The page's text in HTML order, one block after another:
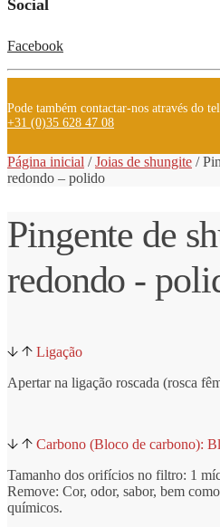
Social
Facebook
Pode também contactar-nos através do
+31 (0)35 628 47 08
Página inicial /Joias de shungite /
redondo – polido
Pingente de
redondo -
Ligação
Apertar na ligação roscada (rosca
Carbono (Bloco de carbono):
Tamanho dos orifícios no filtro: 1
Remove: Cor, odor, sabor, bem
químicos.